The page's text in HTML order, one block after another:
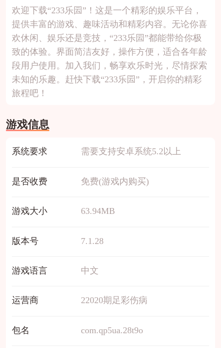
欢迎下载“233乐囩”！这是一个精彩的娱乐平台，
提供丰富的游戏、趣味活动和精彩内容。无论你喜
欢休闲、娱乐还是竞技，“233乐囩”都能带给你极
致的体验。界面简洁友好，操作方便，适合各年龄
段用户使用。加入我们，畅享欢乐时光，尽情探索
未知的乐趣。赶快下载“233乐囩”，开启你的精彩
旅程吧！
游戏信息
系统要求 需要支持安卓系统5.2以上
是否收费 免费(游戏内购买)
游戏大小 63.94MB
版本号 7.1.28
游戏语言 中文
运营商 22020期足彩伤病
包名 com.qp5ua.28t9o